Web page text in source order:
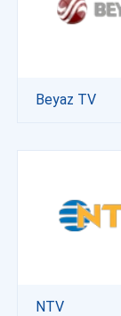
Beyaz TV
NTV